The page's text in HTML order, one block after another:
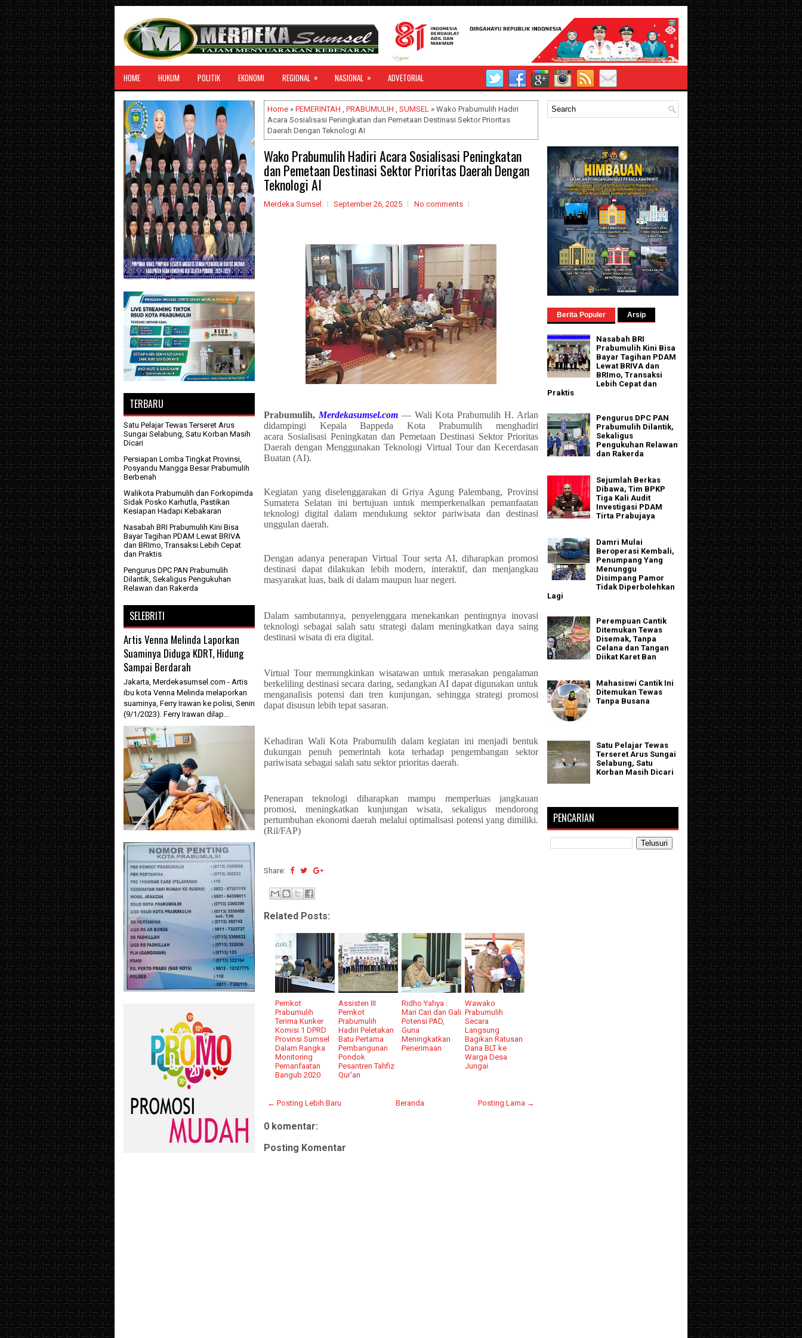
HOME HUKUM POLITIK EKONOMI REGIONAL » NASIONAL » ADVETORIAL
Home » PEMERINTAH , PRABUMULIH , SUMSEL » Wako Prabumulih Hadiri
Acara Sosialisasi Peningkatan dan Pemetaan Destinasi Sektor Prioritas
Daerah Dengan Teknologi AI
Wako Prabumulih Hadiri Acara Sosialisasi Peningkatan
dan Pemetaan Destinasi Sektor Prioritas Daerah Dengan
Teknologi AI
Merdeka Sumsel September 26, 2025 No comments
Prabumulih, Merdekasumsel.com— Wali Kota Prabumulih H. Arlan
didampingi Kepala Bappeda Kota Prabumulih menghadiri
acara Sosialisasi Peningkatan dan Pemetaan Destinasi Sektor Prioritas
Daerah dengan Menggunakan Teknologi Virtual Tour dan Kecerdasan
Buatan (AI).
Kegiatan yang diselenggarakan di Griya Agung Palembang, Provinsi
Sumatera Selatan ini bertujuan untuk memperkenalkan pemanfaatan
teknologi digital dalam mendukung sektor pariwisata dan destinasi
unggulan daerah.
Dengan adanya penerapan Virtual Tour serta AI, diharapkan promosi
destinasi dapat dilakukan lebih modern, interaktif, dan menjangkau
masyarakat luas, baik di dalam maupun luar negeri.
Dalam sambutannya, penyelenggara menekankan pentingnya inovasi
teknologi sebagai salah satu strategi dalam meningkatkan daya saing
destinasi wisata di era digital.
Virtual Tour memungkinkan wisatawan untuk merasakan pengalaman
berkeliling destinasi secara daring, sedangkan AI dapat digunakan untuk
menganalisis potensi dan tren kunjungan, sehingga strategi promosi
dapat disusun lebih tepat sasaran.
Kehadiran Wali Kota Prabumulih dalam kegiatan ini menjadi bentuk
dukungan penuh pemerintah kota terhadap pengembangan sektor
pariwisata sebagai salah satu sektor prioritas daerah.
Penerapan teknologi diharapkan mampu memperluas jangkauan
promosi, meningkatkan kunjungan wisata, sekaligus mendorong
pertumbuhan ekonomi daerah melalui optimalisasi potensi yang dimiliki.
(Ril/FAP)
Share:
Related Posts:
Pemkot
Prabumulih
Terima Kunker
Komisi 1 DPRD
Provinsi Sumsel
Dalam Rangka
Monitoring
Pemanfaatan
Bangub 2020
Assisten III
Pemkot
Prabumulih
Hadiri Peletakan
Batu Pertama
Pembangunan
Pondok
Pesantren Tahfiz
Qur'an
Ridho Yahya :
Mari Cari dan Gali
Potensi PAD,
Guna
Meningkatkan
Penerimaan
Wawako
Prabumulih
Secara
Langsung
Bagikan Ratusan
Dana BLT ke
Warga Desa
Jungai
← Posting Lebih Baru Posting Lama →
Beranda
0 komentar:
Posting Komentar
TERBARU
Satu Pelajar Tewas Terseret Arus
Sungai Selabung, Satu Korban Masih
Dicari
Persiapan Lomba Tingkat Provinsi,
Posyandu Mangga Besar Prabumulih
Berbenah
Walikota Prabumulih dan Forkopimda
Sidak Posko Karhutla, Pastikan
Kesiapan Hadapi Kebakaran
Nasabah BRI Prabumulih Kini Bisa
Bayar Tagihan PDAM Lewat BRIVA
dan BRImo, Transaksi Lebih Cepat
dan Praktis
Pengurus DPC PAN Prabumulih
Dilantik, Sekaligus Pengukuhan
Relawan dan Rakerda
SELEBRITI
Artis Venna Melinda Laporkan
Suaminya Diduga KDRT, Hidung
Sampai Berdarah
Jakarta, Merdekasumsel.com - Artis
ibu kota Venna Melinda melaporkan
suaminya, Ferry Irawan ke polisi, Senin
(9/1/2023). Ferry Irawan dilap...
Berita Populer Arsip
Nasabah BRI
Prabumulih Kini Bisa
Bayar Tagihan PDAM
Lewat BRIVA dan
BRImo, Transaksi
Lebih Cepat dan
Praktis
Pengurus DPC PAN
Prabumulih Dilantik,
Sekaligus
Pengukuhan Relawan
dan Rakerda
Sejumlah Berkas
Dibawa, Tim BPKP
Tiga Kali Audit
Investigasi PDAM
Tirta Prabujaya
Damri Mulai
Beroperasi Kembali,
Penumpang Yang
Menunggu
Disimpang Pamor
Tidak Diperbolehkan
Lagi
Perempuan Cantik
Ditemukan Tewas
Disemak, Tanpa
Celana dan Tangan
Diikat Karet Ban
Mahasiswi Cantik Ini
Ditemukan Tewas
Tanpa Busana
Satu Pelajar Tewas
Terseret Arus Sungai
Selabung, Satu
Korban Masih Dicari
PENCARIAN